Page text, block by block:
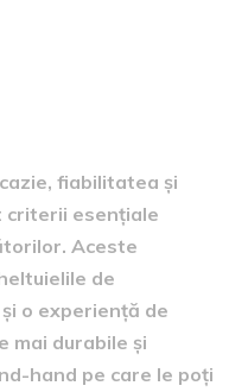
fiabilitatea și
criterii esențiale
Aceste
de
o experiență de
mai durabile și
hand pe care le poți